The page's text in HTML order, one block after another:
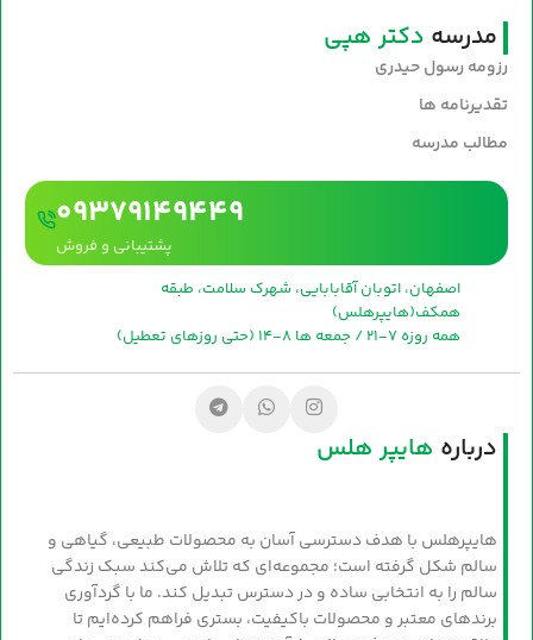
مدرسه دکتر هپی
رزومه رسول حیدری
تقدیرنامه ها
مطالب مدرسه
09379149449
پشتیبانی و فروش
اصفهان، اتوبان آقابابایی، شهرک سلامت، طبقه
همکف(هایپرهلس)
همه روزه 7-21 / جمعه ها 8-14 (حتی روزهای تعطیل)
درباره هایپر هلس
هایپرهلس با هدف دسترسی آسان به محصولات طبیعی، گیاهی و
سالم شکل گرفته است؛ مجموعه‌ای که تلاش می‌کند سبک زندگی
سالم را به انتخابی ساده و در دسترس تبدیل کند. ما با گردآوری
برندهای معتبر و محصولات باکیفیت، بستری فراهم کرده‌ایم تا